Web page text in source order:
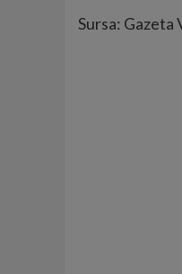
Sursa: Gazeta